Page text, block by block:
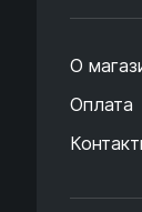
О
Оплата